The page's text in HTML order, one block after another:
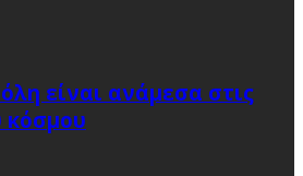
είναι ανάμεσα στις
κόσμου